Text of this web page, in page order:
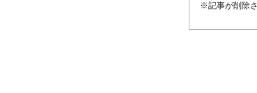
※記事が削除